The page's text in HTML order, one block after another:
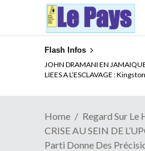
Flash Infos
JOHN DRAMANI EN
LIEES A L’ESCLAVAGE :
ELECTION DE TALON A LA
Quand Patrice quitte le
Home
Regard Sur Le
CRISE AU SEIN DE
Parti Donne Des